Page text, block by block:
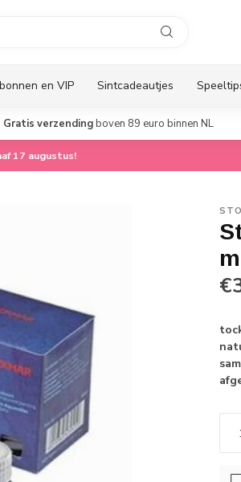
en VIP Sintcadeautjes
Gratis verzendingboven 89 euro binnen NL
17 augustus!